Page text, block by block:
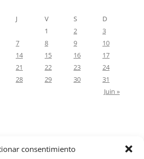
consentimiento
J V S
D
1
2
3
7 8 9
10
14 15 16
17
21 22 23
24
28 29 30
31
Juin »
dansContre toute attente. Commentaire